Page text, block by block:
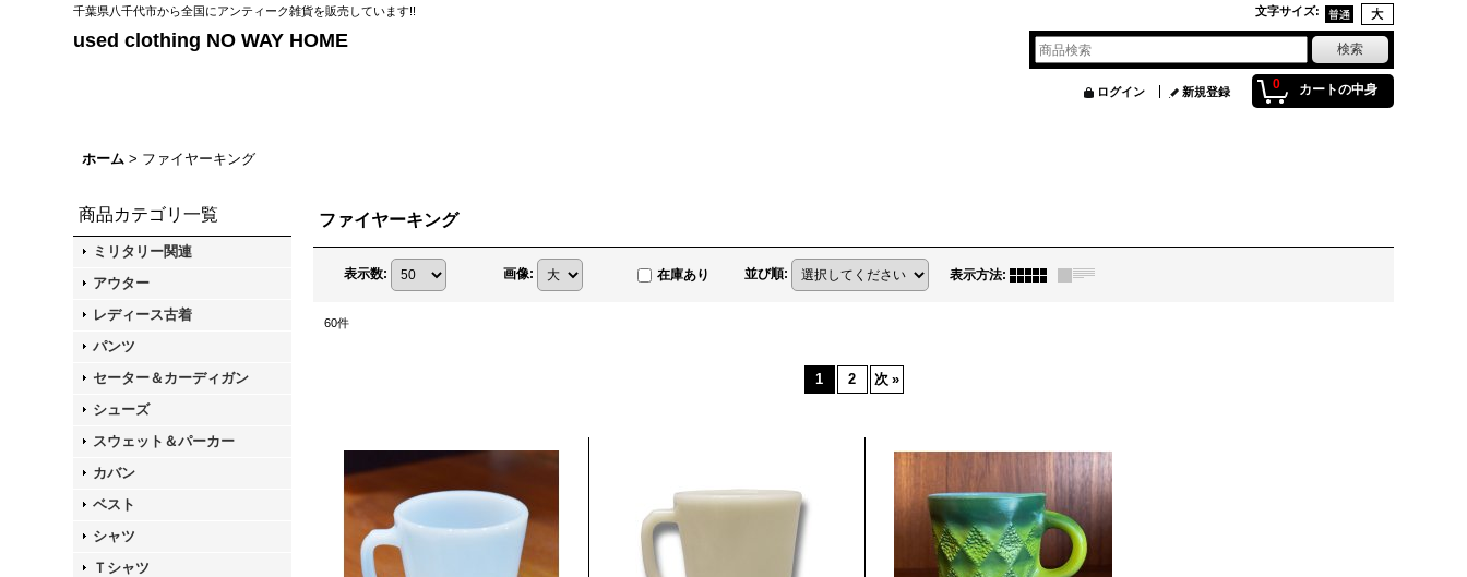
千葉県八千代市から全国にアンティーク雑貨を販売しています!! 文字サイズ:
used clothing NO WAY HOME
0 カートの中身
ログイン 新規登録
ホーム > ファイヤーキング
商品カテゴリ一覧
ミリタリー関連
アウター
レディース古着
パンツ
セーター＆カーディガン
シューズ
スウェット＆パーカー
カバン
ベスト
シャツ
Ｔシャツ
ファイヤーキング
表示数: 画像: 在庫あり 並び順: 表示方法:
60件
1 2 次 »